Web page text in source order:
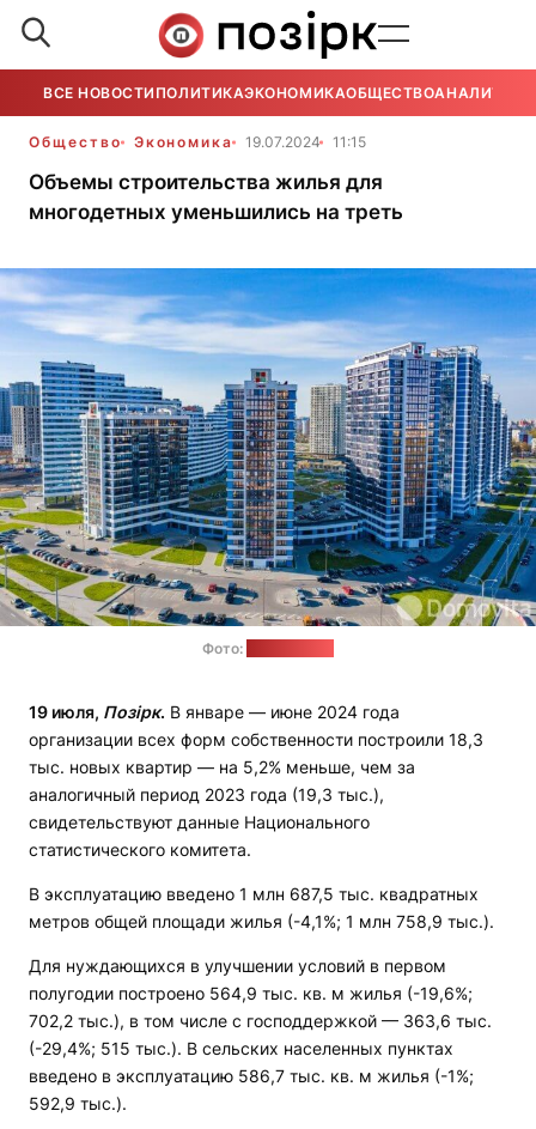
ВСЕ НОВОСТИ ПОЛИТИКАЭКОНОМИКАОБЩЕСТВОАНАЛИТИКА
Общество Экономика 19.07.2024 11:15
Объемы строительства жилья для
многодетных уменьшились на треть
Фото:
19 июля, Позірк. В январе — июне 2024 года
организации всех форм собственности построили 18,3
тыс. новых квартир — на 5,2% меньше, чем за
аналогичный период 2023 года (19,3 тыс.),
свидетельствуют данные Национального
статистического комитета.
В эксплуатацию введено 1 млн 687,5 тыс. квадратных
метров общей площади жилья (-4,1%; 1 млн 758,9 тыс.).
Для нуждающихся в улучшении условий в первом
полугодии построено 564,9 тыс. кв. м жилья (-19,6%;
702,2 тыс.), в том числе с господдержкой — 363,6 тыс.
(-29,4%; 515 тыс.). В сельских населенных пунктах
введено в эксплуатацию 586,7 тыс. кв. м жилья (-1%;
592,9 тыс.).